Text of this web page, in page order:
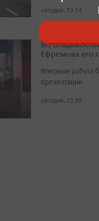
сегодня, 13:14
Во
Ефремова его
Впервые работа
презентации
сегодня, 13:20